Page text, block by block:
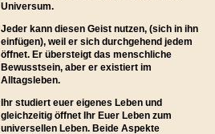
Universum.
Jeder kann diesen Geist nutzen, (sich in ihn
einfügen), weil er sich durchgehend jedem
öffnet. Er übersteigt das menschliche
Bewusstsein, aber er existiert im
Alltagsleben.
Ihr studiert euer eigenes Leben und
gleichzeitig öffnet Ihr Euer Leben zum
universellen Leben. Beide Aspekte